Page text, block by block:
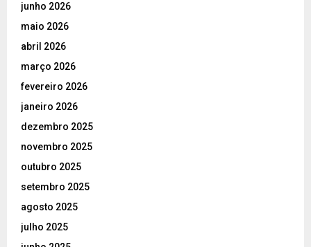
junho 2026
maio 2026
abril 2026
março 2026
fevereiro 2026
janeiro 2026
dezembro 2025
novembro 2025
outubro 2025
setembro 2025
agosto 2025
julho 2025